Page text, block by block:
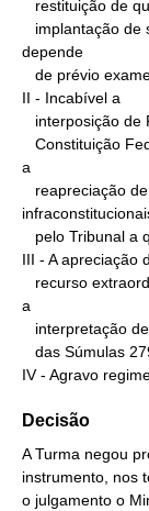
depende
II - Incabível a
a
III - A apreciação
a
IV - Agravo
Decisão
A Turma negou
instrumento, nos
o julgamento o